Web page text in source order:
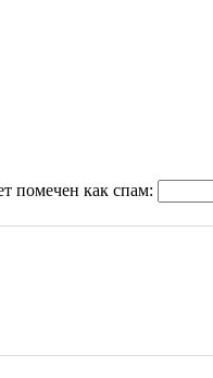
помечен как спам: